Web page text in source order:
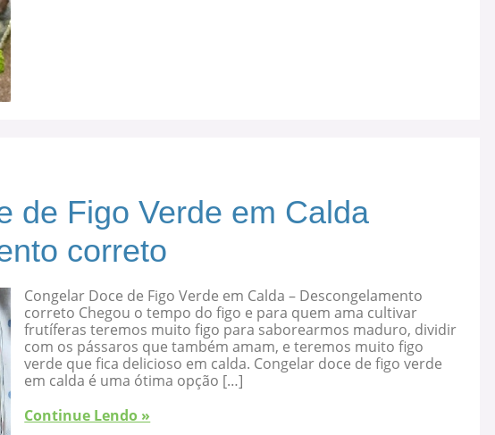
de Figo Verde em Calda
correto
Congelar Doce de Figo Verde em Calda – Descongelamento
correto Chegou o tempo do figo e para quem ama cultivar
frutíferas teremos muito figo para saborearmos maduro, dividir
com os pássaros que também amam, e teremos muito figo
verde que fica delicioso em calda. Congelar doce de figo verde
em calda é uma ótima opção […]
Continue Lendo »